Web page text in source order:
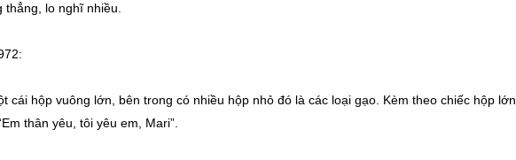
lo nghĩ nhiều.
cái hộp vuông lớn, bên trong có nhiều hộp nhỏ đó là các loại gạo. Kèm theo chiếc hộp lớn
thân yêu, tôi yêu em, Mari”.